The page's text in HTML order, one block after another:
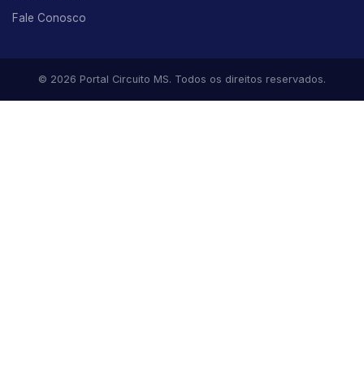
Fale Conosco
© 2026 Portal Circuito MS. Todos os direitos reservados.